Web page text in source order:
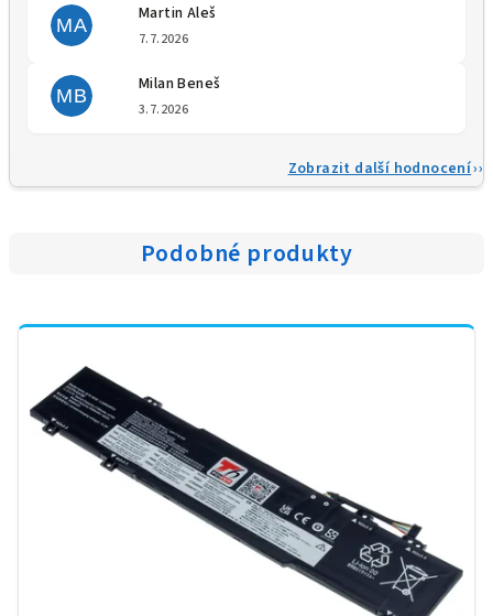
MA
Martin Aleš
7.7.2026
MB
Milan Beneš
3.7.2026
Zobrazit další hodnocení
Podobné produkty